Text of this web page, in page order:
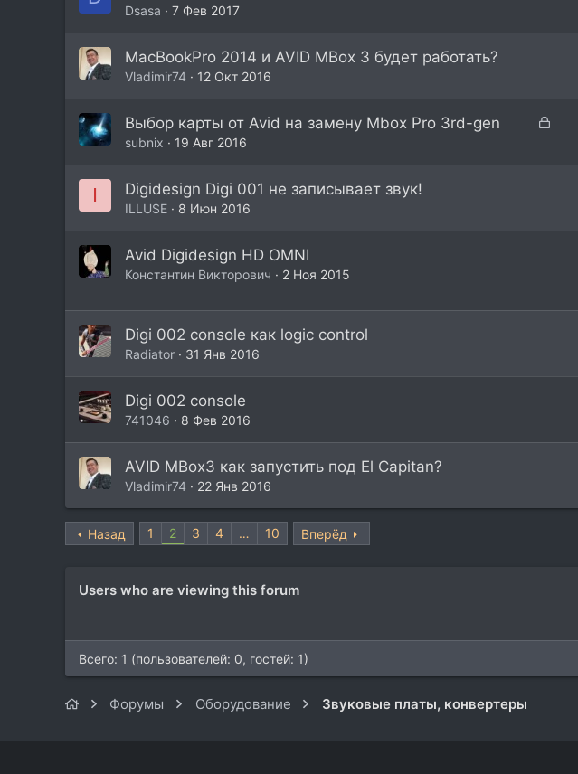
Dsasa 7 Фев 2017
MacBookPro 2014 и AVID MBox 3 будет работать?
Vladimir74 12 Окт 2016
З
а
Выбор карты от Avid на замену Mbox Pro 3rd-gen
subnix 19 Авг 2016
I Digidesign Digi 001 не записывает звук!
ILLUSE 8 Июн 2016
Avid Digidesign HD OMNI
Константин Викторович 2 Ноя 2015
Digi 002 console как logic control
Radiator 31 Янв 2016
Digi 002 console
741046 8 Фев 2016
AVID MBox3 как запустить под El Capitan?
Vladimir74 22 Янв 2016
Назад 1 2 3 4 … 10 Вперёд
Users who are viewing this forum
Всего: 1 (пользователей: 0, гостей: 1)
Форумы Оборудование Звуковые платы, конвертеры